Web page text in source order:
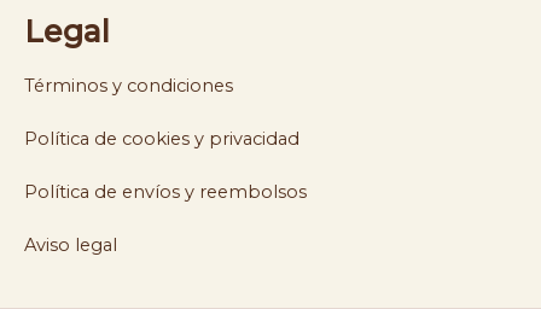
Legal
Términos y condiciones
Política de cookies y privacidad
Política de envíos y reembolsos
Aviso legal